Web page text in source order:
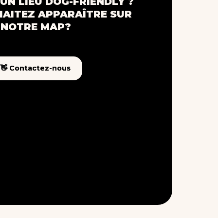
APPARAÎTRE SUR
NOTRE MAP?
👋 Contactez-nous
👋 Contactez-nous